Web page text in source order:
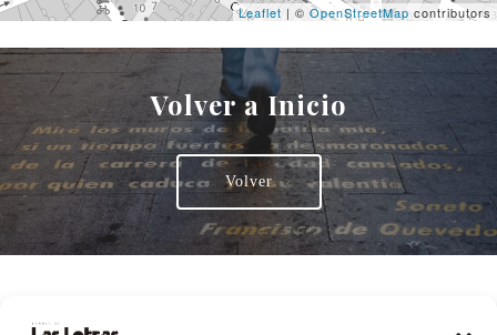
Leaflet | © OpenStreetMap contributors
Volver a Inicio
Volver